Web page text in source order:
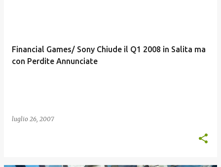
Financial Games/ Sony Chiude il Q1 2008 in Salita ma
con Perdite Annunciate
luglio 26, 2007